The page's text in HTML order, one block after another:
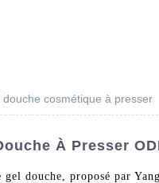
cosmétique à presser
À Presser
douche, proposé par